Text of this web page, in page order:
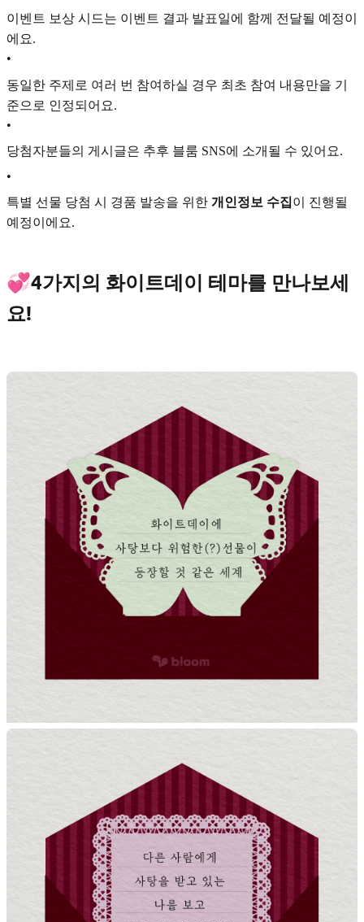
이벤트 보상 시드는 이벤트 결과 발표일에 함께 전달될 예정이
에요.
•
동일한 주제로 여러 번 참여하실 경우 최초 참여 내용만을 기
준으로 인정되어요.
•
당첨자분들의 게시글은 추후 블룸 SNS에 소개될 수 있어요.
•
특별 선물 당첨 시 경품 발송을 위한 개인정보 수집이 진행될
예정이에요.
💞4가지의 화이트데이 테마를 만나보세
요!